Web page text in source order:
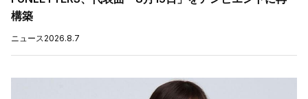
構築
ニュース2026.8.7